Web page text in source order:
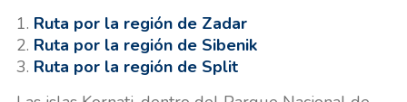
1. Ruta por la región de Zadar
2. Ruta por la región de Sibenik
3. Ruta por la región de Split